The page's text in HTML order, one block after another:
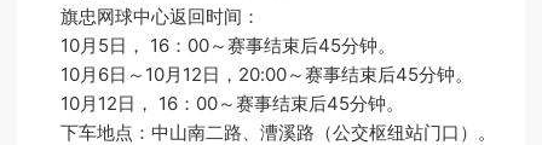
旗忠网球中心返回时间：
10月5日， 16：00～赛事结束后45分钟。
10月6日～10月12日，20:00～赛事结束后45分钟。
10月12日， 16：00～赛事结束后45分钟。
下车地点：中山南二路、漕溪路（公交枢纽站门口）。